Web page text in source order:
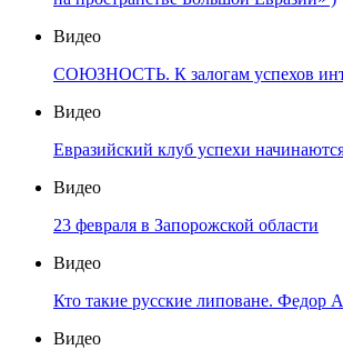
Видео
СОЮЗНОСТЬ. К залогам успехов
Видео
Евразийский клуб успехи
Видео
23 февраля в Запорожской области
Видео
Кто такие русские липоване. Федор
Видео